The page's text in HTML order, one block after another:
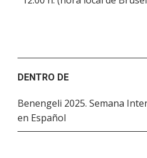
DENTRO DE
Benengeli 2025. Semana
en Español